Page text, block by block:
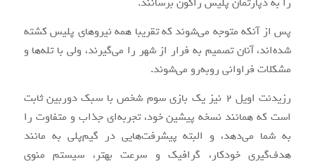
پس از آنکه متوجه می‌شوند که تقریبا همه نیروهای پلیس کشته
شده‌اند، آنان تصمیم به فرار از شهر را می‌گیرند، ولی با تله‌ها و
مشکلات فراوانی روبه‌رو می‌شوند.
رزیدنت اویل ۲ نیز یک بازی سوم شخص با سبک دوربین ثابت
است که همانند نسخه پیشین خود، تجربه‌ای جذاب و متفاوت را
به شما می‌دهد، و البته پیشرفت‌هایی در گیم‌پلی به مانند
هدف‌گیری خودکار، گرافیک و سرعت بهتر، سیستم منوی